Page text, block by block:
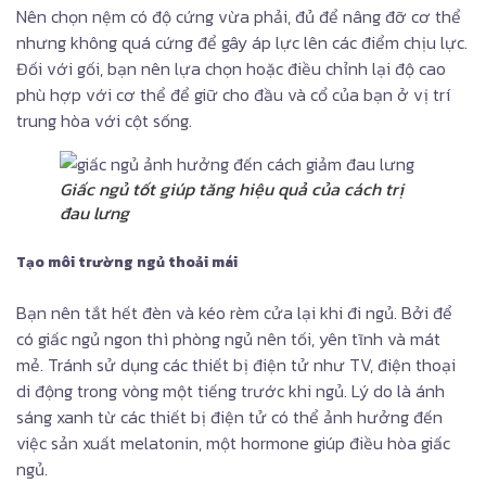
Nên chọn nệm có độ cứng vừa phải, đủ để nâng đỡ cơ thể
nhưng không quá cứng để gây áp lực lên các điểm chịu lực.
Đối với gối, bạn nên lựa chọn hoặc điều chỉnh lại độ cao
phù hợp với cơ thể để giữ cho đầu và cổ của bạn ở vị trí
trung hòa với cột sống.
Giấc ngủ tốt giúp tăng hiệu quả của cách trị
đau lưng
Tạo môi trường ngủ thoải mái
Bạn nên tắt hết đèn và kéo rèm cửa lại khi đi ngủ. Bởi để
có giấc ngủ ngon thì phòng ngủ nên tối, yên tĩnh và mát
mẻ. Tránh sử dụng các thiết bị điện tử như TV, điện thoại
di động trong vòng một tiếng trước khi ngủ. Lý do là ánh
sáng xanh từ các thiết bị điện tử có thể ảnh hưởng đến
việc sản xuất melatonin, một hormone giúp điều hòa giấc
ngủ.